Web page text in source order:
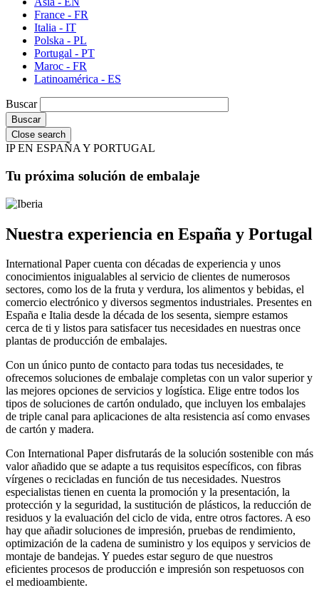
France - FR
Italia - IT
Polska - PL
Portugal - PT
Maroc - FR
Latinoamérica - ES
Buscar
Close search
IP EN ESPAÑA Y PORTUGAL
Tu próxima solución de embalaje
Nuestra experiencia en España y Portugal
International Paper cuenta con décadas de experiencia y unos
conocimientos inigualables al servicio de clientes de numerosos
sectores, como los de la fruta y verdura, los alimentos y bebidas, el
comercio electrónico y diversos segmentos industriales. Presentes en
España e Italia desde la década de los sesenta, siempre estamos
cerca de ti y listos para satisfacer tus necesidades en nuestras once
plantas de producción de embalajes.
Con un único punto de contacto para todas tus necesidades, te
ofrecemos soluciones de embalaje completas con un valor superior y
las mejores opciones de servicios y logística. Elige entre todos los
tipos de soluciones de cartón ondulado, que incluyen los embalajes
de triple canal para aplicaciones de alta resistencia así como envases
de cartón y madera.
Con International Paper disfrutarás de la solución sostenible con más
valor añadido que se adapte a tus requisitos específicos, con fibras
vírgenes o recicladas en función de tus necesidades. Nuestros
especialistas tienen en cuenta la promoción y la presentación, la
protección y la seguridad, la sustitución de plásticos, la reducción de
residuos y la evaluación del ciclo de vida, entre otros factores. A eso
hay que añadir soluciones de impresión, pruebas de rendimiento,
optimización de la cadena de suministro y los equipos y servicios de
montaje de bandejas. Y puedes estar seguro de que nuestros
eficientes procesos de producción e impresión son respetuosos con
el medioambiente.